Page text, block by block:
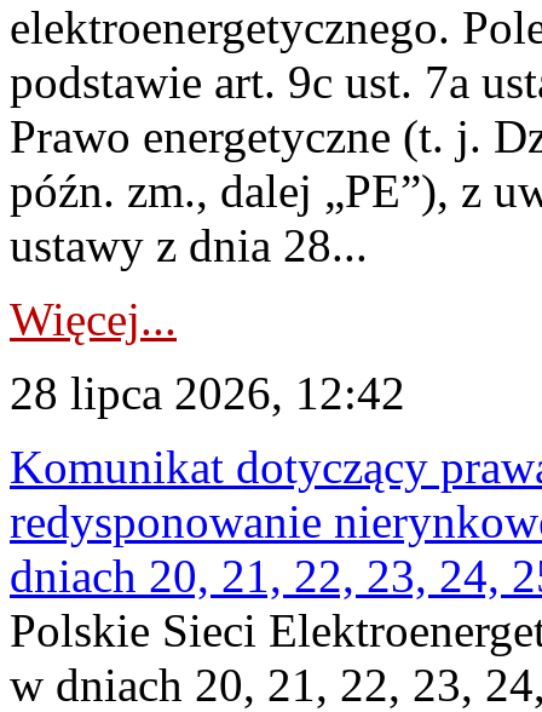
elektroenergetycznego.
podstawie art. 9c ust. 7a
Prawo energetyczne (t. j.
późn. zm., dalej „PE”), z
ustawy z dnia 28...
Więcej...
28 lipca 2026, 12:42
Komunikat dotyczący
redysponowanie
dniach 20, 21, 22, 23, 24,
Polskie Sieci
w dniach 20, 21, 22, 23,